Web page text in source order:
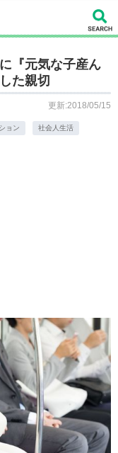
『元気な子産ん
た親切
更新:2018/05/15
ョン 社会人生活